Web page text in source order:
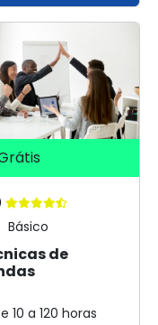
Básico
de
10 a 120 horas